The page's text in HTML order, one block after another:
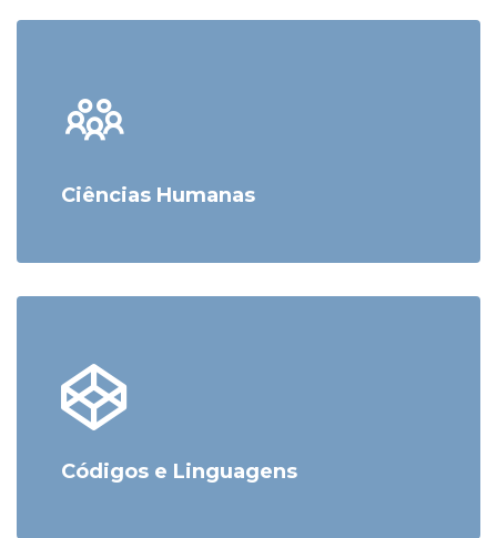
Ciências Humanas
Códigos e Linguagens